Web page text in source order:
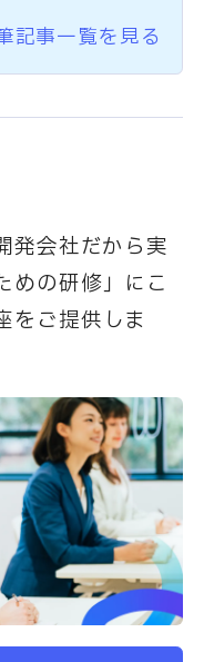
記事一覧を見る
発会社だから実
めの研修」にこ
をご提供しま